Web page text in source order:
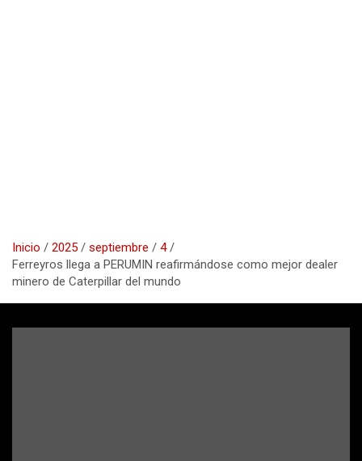
Inicio 2025 septiembre
4
Ferreyros llega a PERUMIN reafirmándose como mejor dealer
minero de Caterpillar del mundo